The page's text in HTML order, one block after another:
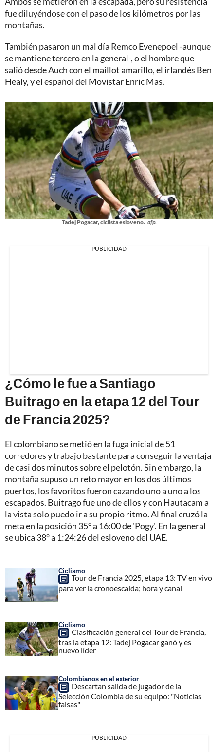
fue diluyéndose con el paso de los kilómetros por las
montañas.
También pasaron un mal día Remco Evenepoel -aunque
se mantiene tercero en la general-, o el hombre que
salió desde Auch con el maillot amarillo, el irlandés Ben
Healy, y el español del Movistar Enric Mas.
Tadej Pogacar, ciclista esloveno. afp.
PUBLICIDAD
¿Cómo le fue a Santiago
Buitrago en la etapa 12 del Tour
de Francia 2025?
El colombiano se metió en la fuga inicial de 51
corredores y trabajo bastante para conseguir la ventaja
de casi dos minutos sobre el pelotón. Sin embargo, la
montaña supuso un reto mayor en los dos últimos
puertos, los favoritos fueron cazando uno a uno a los
escapados. Buitrago fue uno de ellos y con Hautacam a
la vista solo puedo ir a su propio ritmo. Al final cruzó la
meta en la posición 35° a 16:00 de 'Pogy'. En la general
se ubica 38° a 1:24:26 del esloveno del UAE.
Ciclismo
Tour de Francia 2025, etapa 13: TV en vivo
para ver la cronoescalda; hora y canal
Ciclismo
Clasificación general del Tour de Francia,
tras la etapa 12: Tadej Pogacar ganó y es
nuevo líder
Colombianos en el exterior
Descartan salida de jugador de la
Selección Colombia de su equipo: "Noticias
falsas"
PUBLICIDAD